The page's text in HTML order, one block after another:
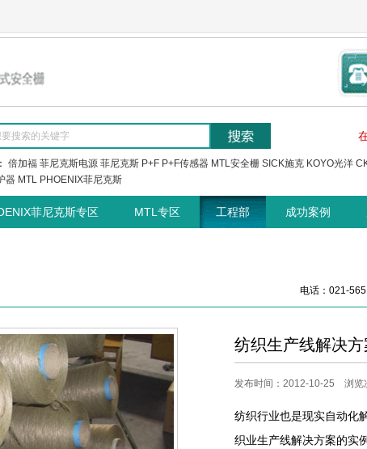
倍加福 菲尼克斯电源 菲尼克斯 P+F P+F传感器 MTL安全栅 SICK施克 KOYO光洋
器 MTL PHOENIX菲尼克斯
菲尼克斯专区 MTL专区 工程部 成功案例
电话：021-
纺织生产线解决方
发布时间：2012-10-25 浏览
纺织行业也是现实自动化
织业生产线解决方案的实